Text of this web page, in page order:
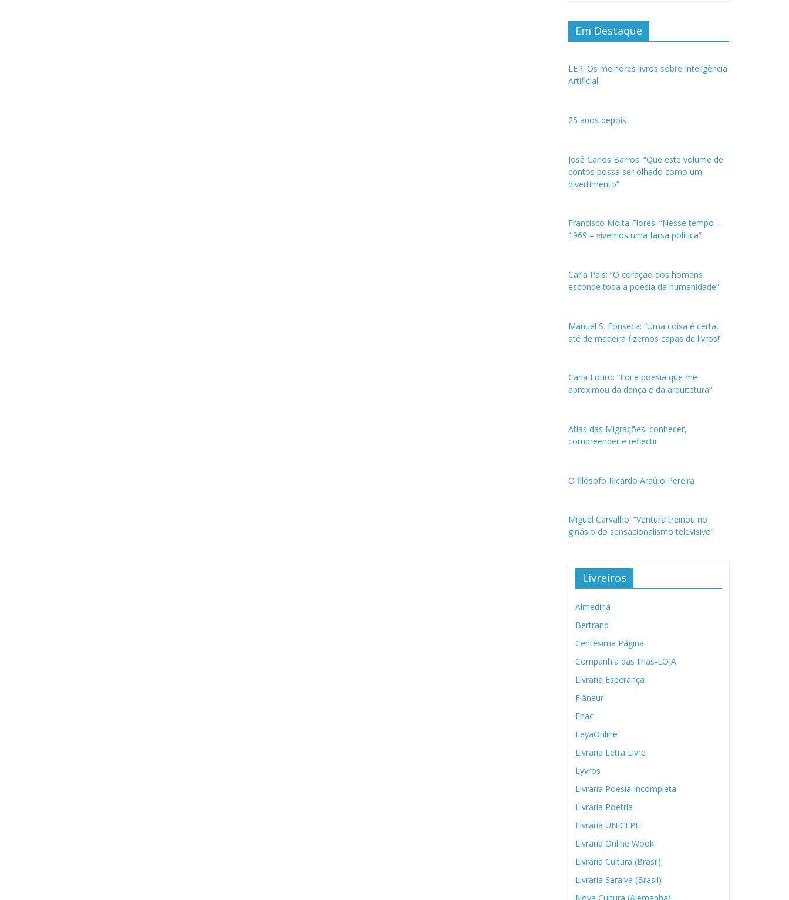
Em Destaque
LER: Os melhores livros sobre Inteligência
Artificial
25 anos depois
José Carlos Barros: “Que este volume de
contos possa ser olhado como um
divertimento”
Francisco Moita Flores: “Nesse tempo –
1969 – vivemos uma farsa política”
Carla Pais: “O coração dos homens
esconde toda a poesia da humanidade”
Manuel S. Fonseca: “Uma coisa é certa,
até de madeira fizemos capas de livros!”
Carla Louro: “Foi a poesia que me
aproximou da dança e da arquitetura”
Atlas das Migrações: conhecer,
compreender e reflectir
O filósofo Ricardo Araújo Pereira
Miguel Carvalho: “Ventura treinou no
ginásio do sensacionalismo televisivo”
Livreiros
Almedina
Bertrand
Centésima Página
Companhia das Ilhas-LOJA
Livraria Esperança
Flâneur
Fnac
LeyaOnline
Livraria Letra Livre
Lyvros
Livraria Poesia Incompleta
Livraria Poetria
Livraria UNICEPE
Livraria Online Wook
Livraria Cultura (Brasil)
Livraria Saraiva (Brasil)